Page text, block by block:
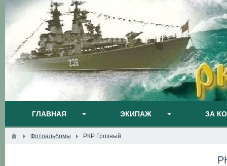
ГЛАВНАЯ ЭКИПАЖ ЗА
Фотоальбомы РКР Грозный